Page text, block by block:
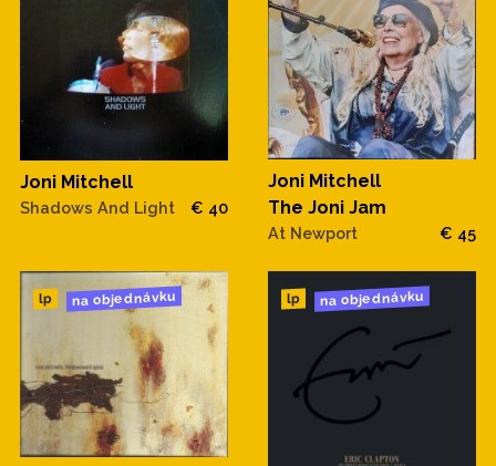
Joni Mitchell
Shadows And Light € 40
Joni Mitchell
The Joni Jam
At Newport € 45
lp na objednávku lp na objednávku